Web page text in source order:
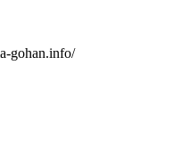
gohan.info/